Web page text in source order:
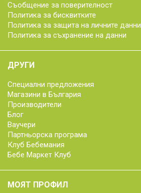
Съобщение за поверителност
Политика за бисквитките
Политика за защита на личните данни
Политика за съхранение на данни
ДРУГИ
Специални предложения
Магазини в България
Производители
Блог
Ваучери
Партньорска програма
Клуб Бебемания
Бебе Маркет Клуб
МОЯТ ПРОФИЛ